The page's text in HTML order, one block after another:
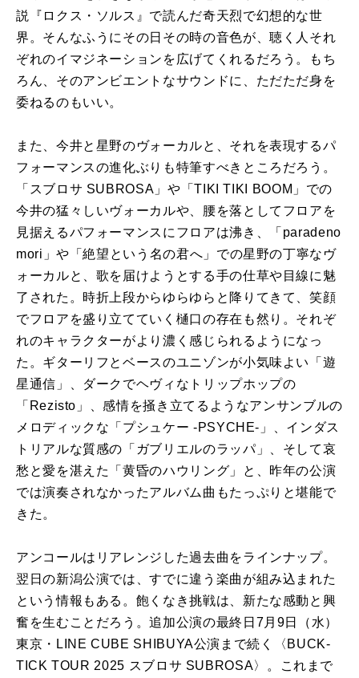
説『ロクス・ソルス』で読んだ奇天烈で幻想的な世
界。そんなふうにその日その時の音色が、聴く人それ
ぞれのイマジネーションを広げてくれるだろう。もち
ろん、そのアンビエントなサウンドに、ただただ身を
委ねるのもいい。
また、今井と星野のヴォーカルと、それを表現するパ
フォーマンスの進化ぶりも特筆すべきところだろう。
「スブロサ SUBROSA」や「TIKI TIKI BOOM」での
今井の猛々しいヴォーカルや、腰を落としてフロアを
見据えるパフォーマンスにフロアは沸き、「paradeno
mori」や「絶望という名の君へ」での星野の丁寧なヴ
ォーカルと、歌を届けようとする手の仕草や目線に魅
了された。時折上段からゆらゆらと降りてきて、笑顔
でフロアを盛り立てていく樋口の存在も然り。それぞ
れのキャラクターがより濃く感じられるようになっ
た。ギターリフとベースのユニゾンが小気味よい「遊
星通信」、ダークでヘヴィなトリップホップの
「Rezisto」、感情を掻き立てるようなアンサンブルの
メロディックな「プシュケー -PSYCHE-」、インダス
トリアルな質感の「ガブリエルのラッパ」、そして哀
愁と愛を湛えた「黄昏のハウリング」と、昨年の公演
では演奏されなかったアルバム曲もたっぷりと堪能で
きた。
アンコールはリアレンジした過去曲をラインナップ。
翌日の新潟公演では、すでに違う楽曲が組み込まれた
という情報もある。飽くなき挑戦は、新たな感動と興
奮を生むことだろう。追加公演の最終日7月9日（水）
東京・LINE CUBE SHIBUYA公演まで続く〈BUCK-
TICK TOUR 2025 スブロサ SUBROSA〉。これまで